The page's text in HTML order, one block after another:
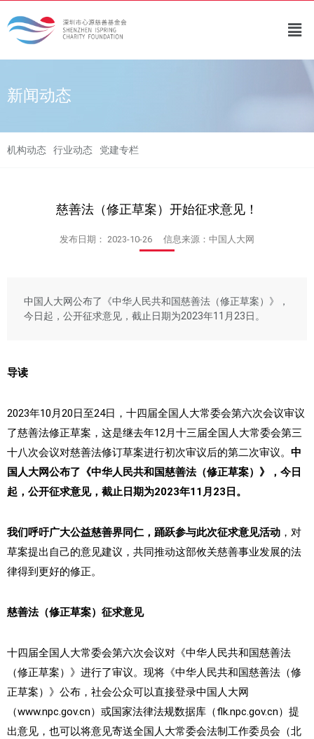
新闻动态
机构动态 行业动态 党建专栏
慈善法（修正草案）开始征求意见！
发布日期： 2023-10-26 信息来源：中国人大网
中国人大网公布了《中华人民共和国慈善法（修正草案）》，
今日起，公开征求意见，截止日期为2023年11月23日。
导读
2023年10月20日至24日，十四届全国人大常委会第六次会议审议
了慈善法修正草案，这是继去年12月十三届全国人大常委会第三
十八次会议对慈善法修订草案进行初次审议后的第二次审议。 中
国人大网公布了《中华人民共和国慈善法（修正草案）》，今日
起，公开征求意见，截止日期为2023年11月23日。
我们呼吁广大公益慈善界同仁，踊跃参与此次征求意见活动 ，对
草案提出自己的意见建议，共同推动这部攸关慈善事业发展的法
律得到更好的修正。
慈善法（修正草案）征求意见
十四届全国人大常委会第六次会议对《中华人民共和国慈善法
（修正草案）》进行了审议。现将《中华人民共和国慈善法（修
正草案）》公布，社会公众可以直接登录中国人大网
（www.npc.gov.cn）或国家法律法规数据库（flk.npc.gov.cn）提
出意见，也可以将意见寄送全国人大常委会法制工作委员会（北